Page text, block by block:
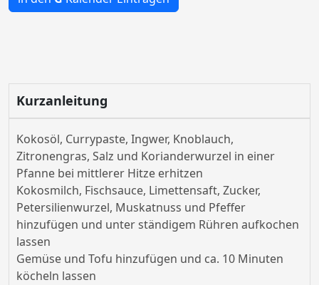
Kurzanleitung
Kokosöl, Currypaste, Ingwer, Knoblauch,
Zitronengras, Salz und Korianderwurzel in einer
Pfanne bei mittlerer Hitze erhitzen
Kokosmilch, Fischsauce, Limettensaft, Zucker,
Petersilienwurzel, Muskatnuss und Pfeffer
hinzufügen und unter ständigem Rühren aufkochen
lassen
Gemüse und Tofu hinzufügen und ca. 10 Minuten
köcheln lassen